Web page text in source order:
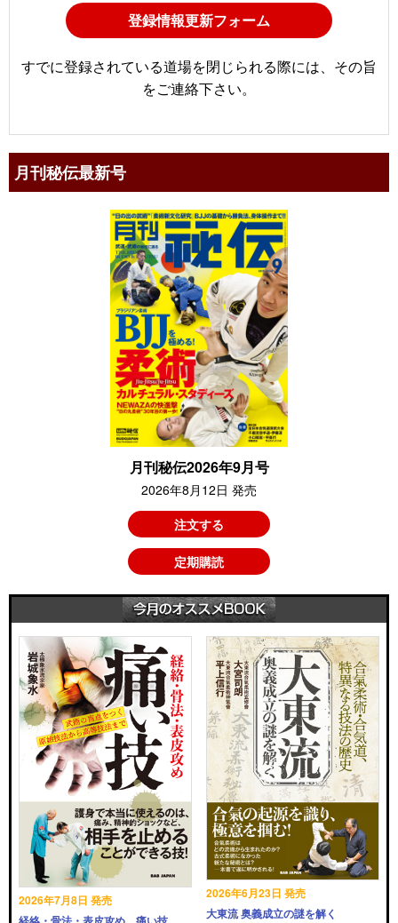
登録情報更新フォーム
すでに登録されている道場を閉じられる際には、その旨
をご連絡下さい。
月刊秘伝最新号
月刊秘伝2026年9月号
2026年8月12日 発売
注文する
定期購読
2026年7月8日 発売
2026年6月23日 発売
大東流 奥義成立の謎を解く